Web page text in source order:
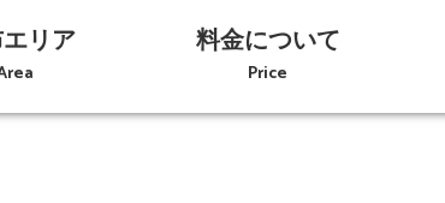
リア 料金について
Price